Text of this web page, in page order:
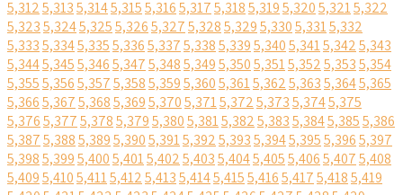
5,3125,3135,3145,3155,3165,3175,3185,3195,3205,3215,322
5,3235,3245,3255,3265,3275,3285,3295,3305,3315,332
5,3335,3345,3355,3365,3375,3385,3395,3405,3415,3425,343
5,3445,3455,3465,3475,3485,3495,3505,3515,3525,3535,354
5,3555,3565,3575,3585,3595,3605,3615,3625,3635,3645,365
5,3665,3675,3685,3695,3705,3715,3725,3735,3745,375
5,3765,3775,3785,3795,3805,3815,3825,3835,3845,3855,386
5,3875,3885,3895,3905,3915,3925,3935,3945,3955,3965,397
5,3985,3995,4005,4015,4025,4035,4045,4055,4065,4075,408
5,4095,4105,4115,4125,4135,4145,4155,4165,4175,4185,419